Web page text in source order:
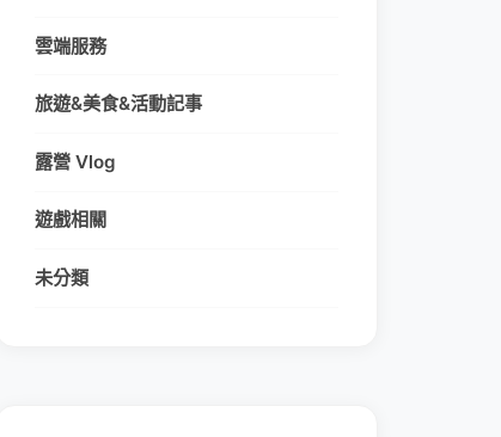
雲端服務
旅遊&美食&活動記事
露營 Vlog
遊戲相關
未分類